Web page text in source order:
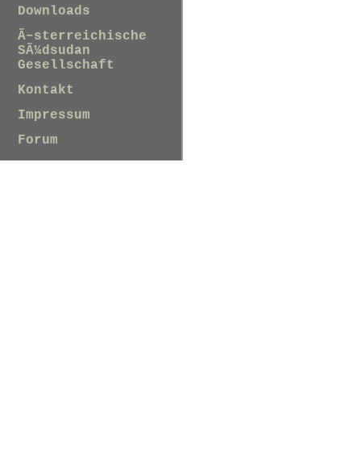
Downloads
Ã–sterreichische
SÃ¼dsudan
Gesellschaft
Kontakt
Impressum
Forum